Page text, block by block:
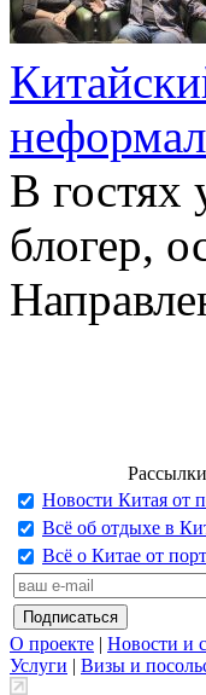
В
блогер,
Рассылки
Новости Китая от
Всё об отдыхе в
Всё о Китае от
О проекте | Новости и
Услуги | Визы и